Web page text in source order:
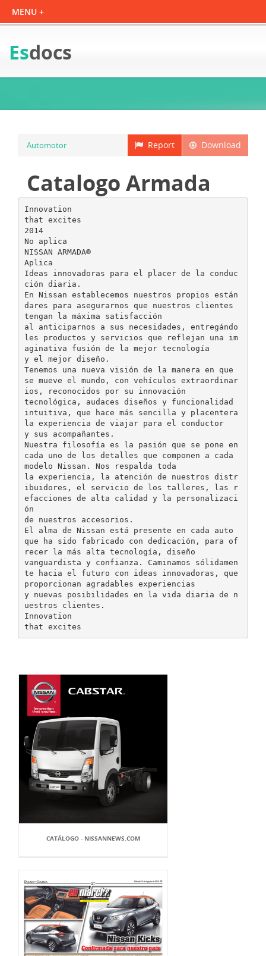
Esdocs
Download
Report
Automotor
Catalogo Armada
Innovation
that excites
2014
No aplica
NISSAN ARMADA®
Aplica
Ideas innovadoras para el placer de la conduc
ción diaria.
En Nissan establecemos nuestros propios están
dares para asegurarnos que nuestros clientes
tengan la máxima satisfacción
al anticiparnos a sus necesidades, entregándo
les productos y servicios que reflejan una im
aginativa fusión de la mejor tecnología
y el mejor diseño.
Tenemos una nueva visión de la manera en que
se mueve el mundo, con vehículos extraordinar
ios, reconocidos por su innovación
tecnológica, audaces diseños y funcionalidad
intuitiva, que hace más sencilla y placentera
la experiencia de viajar para el conductor
y sus acompañantes.
Nuestra filosofía es la pasión que se pone en
cada uno de los detalles que componen a cada
modelo Nissan. Nos respalda toda
la experiencia, la atención de nuestros distr
ibuidores, el servicio de los talleres, las r
efacciones de alta calidad y la personalizaci
ón
de nuestros accesorios.
El alma de Nissan está presente en cada auto
que ha sido fabricado con dedicación, para of
recer la más alta tecnología, diseño
vanguardista y confianza. Caminamos sólidamen
te hacia el futuro con ideas innovadoras, que
proporcionan agradables experiencias
y nuevas posibilidades en la vida diaria de n
uestros clientes.
Innovation
CATÁLOGO - NISSANNEWS.COM